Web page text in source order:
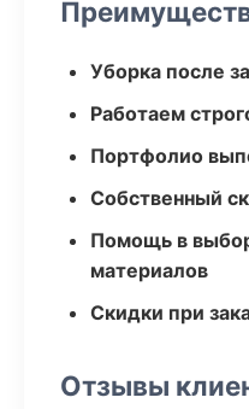
Уборка после
Работаем
Портфолио
Собственный
Помощь в
материалов
Скидки при
Отзывы